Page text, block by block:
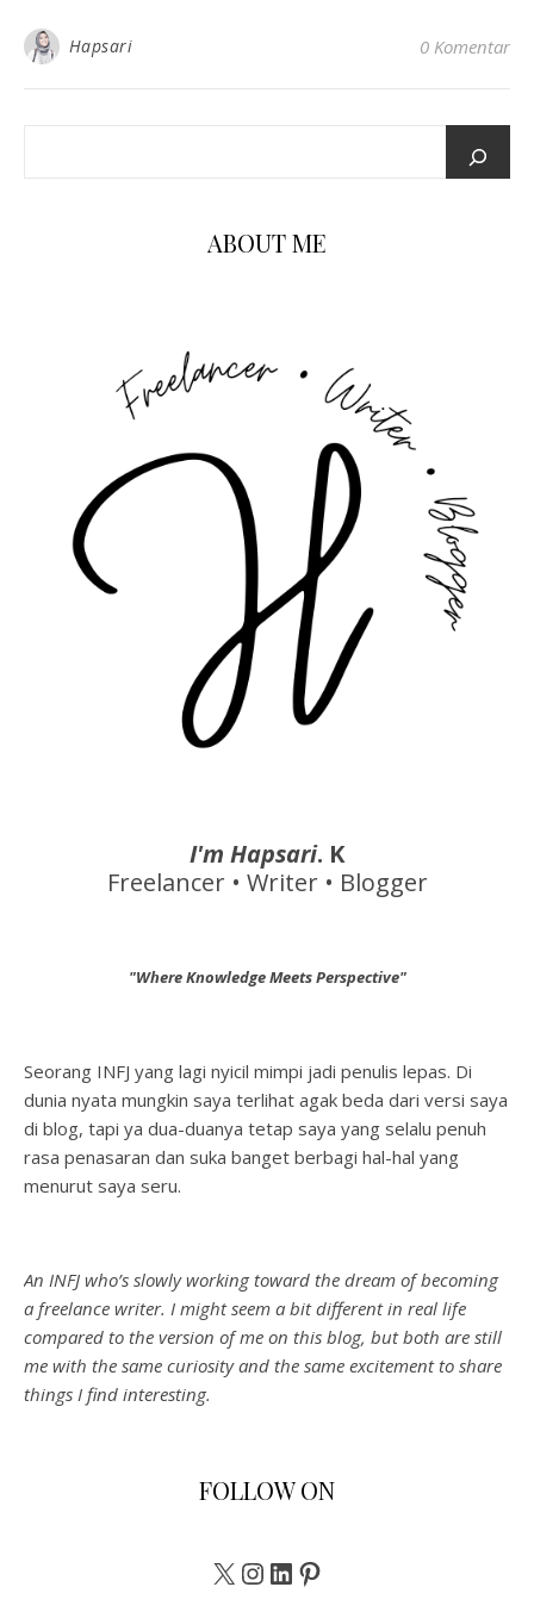
Hapsari 0 Komentar
ABOUT ME
I'm Hapsari. K
Freelancer • Writer • Blogger
"Where Knowledge Meets Perspective"
Seorang INFJ yang lagi nyicil mimpi jadi penulis lepas. Di
dunia nyata mungkin saya terlihat agak beda dari versi saya
di blog, tapi ya dua-duanya tetap saya yang selalu penuh
rasa penasaran dan suka banget berbagi hal-hal yang
menurut saya seru.
An INFJ who’s slowly working toward the dream of becoming
a freelance writer. I might seem a bit different in real life
compared to the version of me on this blog, but both are still
me with the same curiosity and the same excitement to share
things I find interesting.
FOLLOW ON
X Instagram
LinkedInPinterest